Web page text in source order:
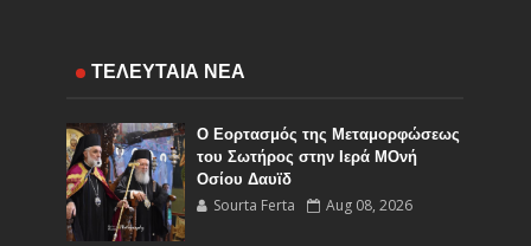
ΤΕΛΕΥΤΑΙΑ ΝΕΑ
Ο Εορτασμός της Μεταμορφώσεως
του Σωτήρος στην Ιερά ΜΟνή
Οσίου Δαυϊδ
Sourta Ferta Aug 08, 2026